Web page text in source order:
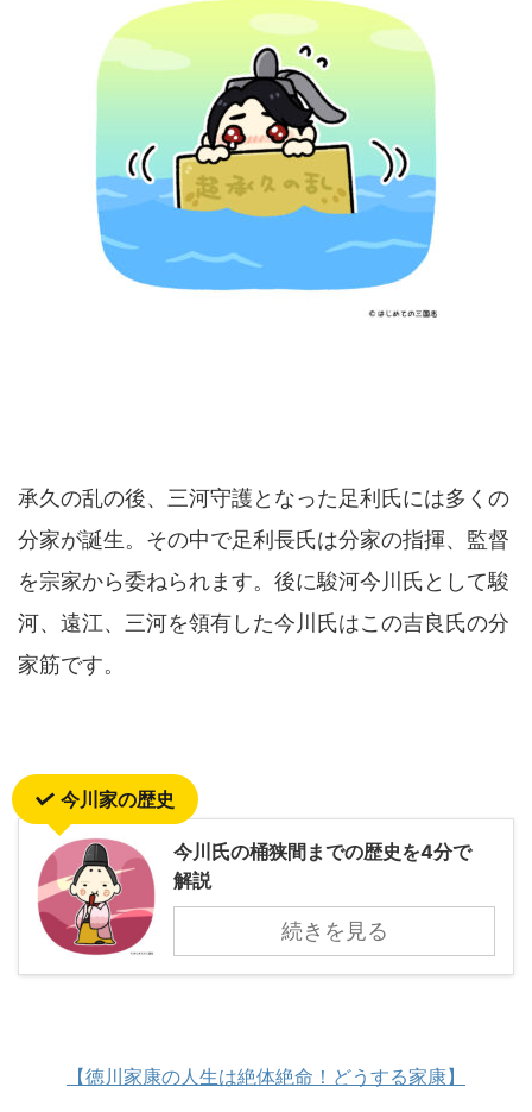
承久の乱の後、三河守護となった足利氏には多くの
分家が誕生。その中で足利長氏は分家の指揮、監督
を宗家から委ねられます。後に駿河今川氏として駿
河、遠江、三河を領有した今川氏はこの吉良氏の分
家筋です。
今川家の歴史
今川氏の桶狭間までの歴史を4分で
解説
続きを見る
【徳川家康の人生は絶体絶命！どうする家康】